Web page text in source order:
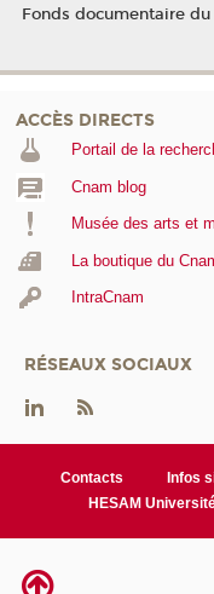
Fonds documentaire du
ACCÈS DIRECTS
Portail de la
Cnam blog
Musée des arts et
La boutique du
IntraCnam
RÉSEAUX SOCIAUX
Contacts Infos
HESAM